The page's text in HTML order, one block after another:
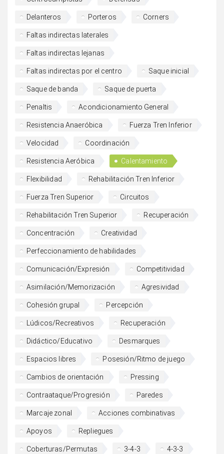
Delanteros Porteros Corners
Faltas indirectas laterales
Faltas indirectas lejanas
Faltas indirectas por el centro Saque inicial
Saque de banda Saque de puerta
Penaltis Acondicionamiento General
Resistencia Anaeróbica Fuerza Tren Inferior
Velocidad Coordinación
Resistencia Aeróbica Calentamiento
Flexibilidad Rehabilitación Tren Inferior
Fuerza Tren Superior Circuitos
Rehabilitación Tren Superior Recuperación
Concentración Creatividad
Perfeccionamiento de habilidades
Comunicación/Expresión Competitividad
Asimilación/Memorización Agresividad
Cohesión grupal Percepción
Lúdicos/Recreativos Recuperación
Didáctico/Educativo Desmarques
Espacios libres Posesión/Ritmo de juego
Cambios de orientación Pressing
Contraataque/Progresión Paredes
Marcaje zonal Acciones combinativas
Apoyos Repliegues
Coberturas/Permutas 3-4-3 4-3-3